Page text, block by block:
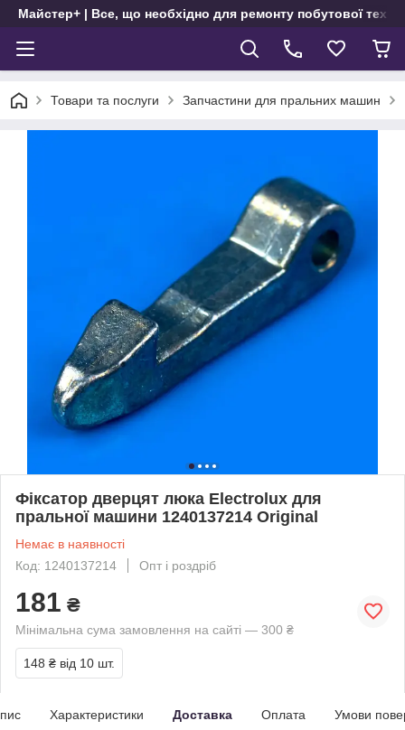
Майстер+ | Все, що необхідно для ремонту побутової
Товари та послуги Запчастини для пральних машин
Фіксатор дверцят люка Electrolux для
пральної машини 1240137214 Original
Немає в наявності
Код: 1240137214
Опт і роздріб
181 ₴
Мінімальна сума замовлення на сайті — 300 ₴
148 ₴ від 10 шт.
Характеристики Доставка Оплата Умови